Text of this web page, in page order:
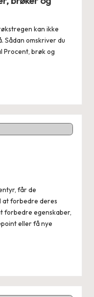
kan ikke
Sådan omskriver du
Procent, brøk og
får de
at forbedre deres
forbedre egenskaber,
eller få nye